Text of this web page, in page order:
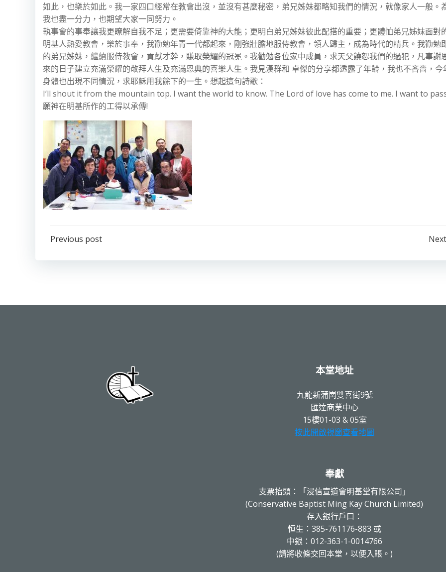
如此，也樂於如此。我一家四口經常在教會出沒，並沒有甚麼秘密，弟兄姊妹都略知我們的情況，就像家人一般。
我也盡一分力，也期望大家一同努力。
執事會的事奉讓我更瞭解自我不足；更需要倚靠神的大能；更明白弟兄姊妹彼此配搭的重要；更體恤弟兄姊妹面對
明基人熱愛教會，樂於事奉，我勸勉年青一代都起來，剛強壯膽地服侍教會，領人歸主，成為時代的精兵。我勸勉
的弟兄姊妹，繼續服侍教會，貢獻才幹，賺取榮耀的冠冕。我勸勉各位家中成員，求天父饒恕我們的過犯，凡事謝
來的日子建立充滿榮耀的敬拜人生及充滿恩典的喜樂人生。我見漢群和 卓傑的分享都透露了年齡，我也不吝嗇，今
身體也出現不同情況，求耶穌用我餘下的一生。想起這句詩歌：
I’ll shout it from the mountain top. I want the world to know. The Lord of love has come to me. I want to
願神在明基所作的工得以承傳!
Post
navigation
Previous post
navigation
本堂地址
九龍新蒲崗雙喜街9號
匯達商業中心
15樓01-03 & 05室
按此開啟視窗查看地圖
奉獻
支票抬頭：「浸信宣道會明基堂有限公司」
(Conservative Baptist Ming Kay Church Limited)
存入銀行戶口：
恒生：385-761176-883 或
中銀：012-363-1-0014766
(請將收條交回本堂，以便入賬。)